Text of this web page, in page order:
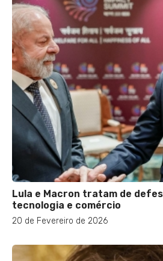
Lula e Macron tratam de
tecnologia e comércio
20 de Fevereiro de 2026